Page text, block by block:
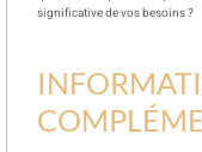
significative de vos besoins ?